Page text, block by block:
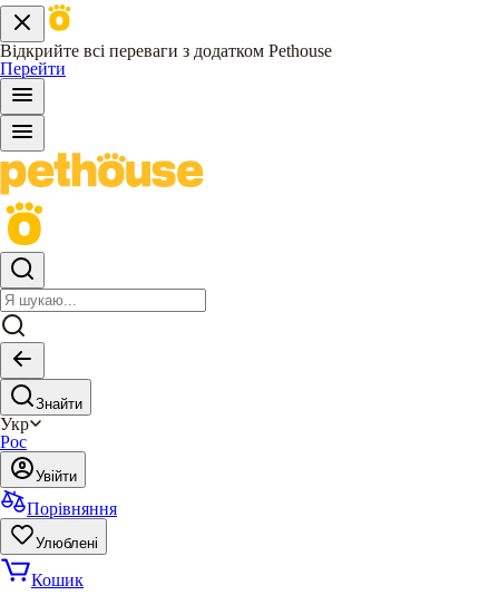
Відкрийте всі переваги з додатком Pethouse
Перейти
Знайти
Укр
Рос
Увійти
Порівняння
Улюблені
Кошик